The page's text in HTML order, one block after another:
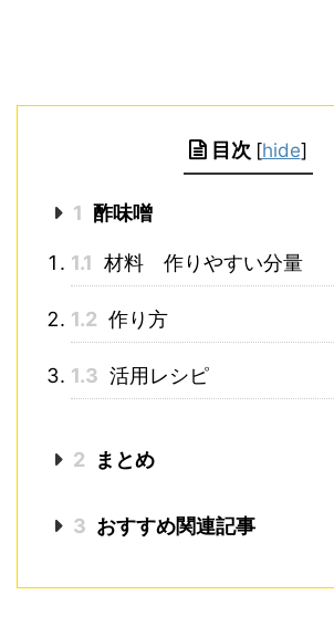
目次 [hide]
1 酢味噌
1.1 材料 作りやすい分量
1.2 作り方
1.3 活用レシピ
2 まとめ
3 おすすめ関連記事